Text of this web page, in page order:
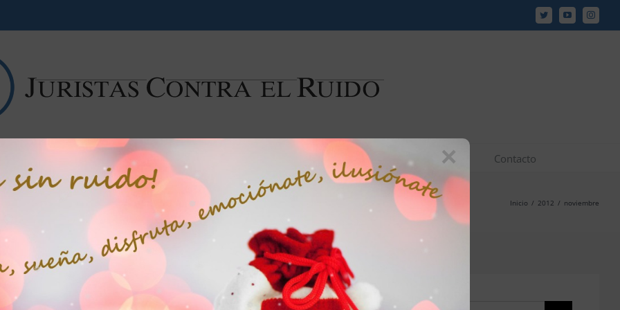
TwitterYouTube
Campaña contra el ruido Noticias Artículos y vídeos JCR en los medios Contacto
Inicio / 2012 / noviembre
de prisión para el dueño de un bar
×